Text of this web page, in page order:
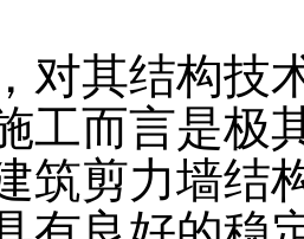
对其结构技
工而言是极
筑剪力墙结